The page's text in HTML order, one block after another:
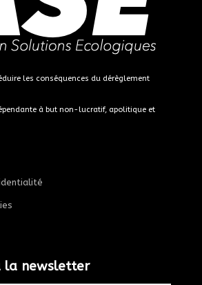
les conséquences du dérèglement
à but non-lucratif, apolitique et
la newsletter